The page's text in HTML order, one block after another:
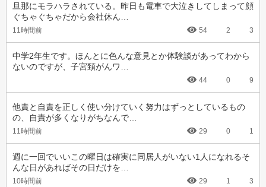
旦那にモラハラされている。昨日も電車で大泣きしてしまって顔
ぐちゃぐちゃだから会社休ん…
11時間前 54 2 3
中学2年生です。ほんとに色んな意見とか体験談があってわから
ないのですが、子宮頚がんワ…
44 0 9
他責と自責を正しく使い分けていく努力はずっとしているもの
の、自責が多くなりがちなんで…
11時間前 29 0 1
週に一回でいいこの曜日は確実に同居人がいない1人になれるそ
んな日があればその日だけを…
10時間前 29 1 3